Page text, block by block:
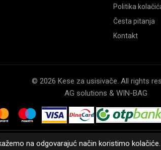
Politika
Česta pitanja
Kontakt
© 2026 Kese za usisivače. All rights
AG solutions & WIN-BAG
na odgovarajuć način koristimo